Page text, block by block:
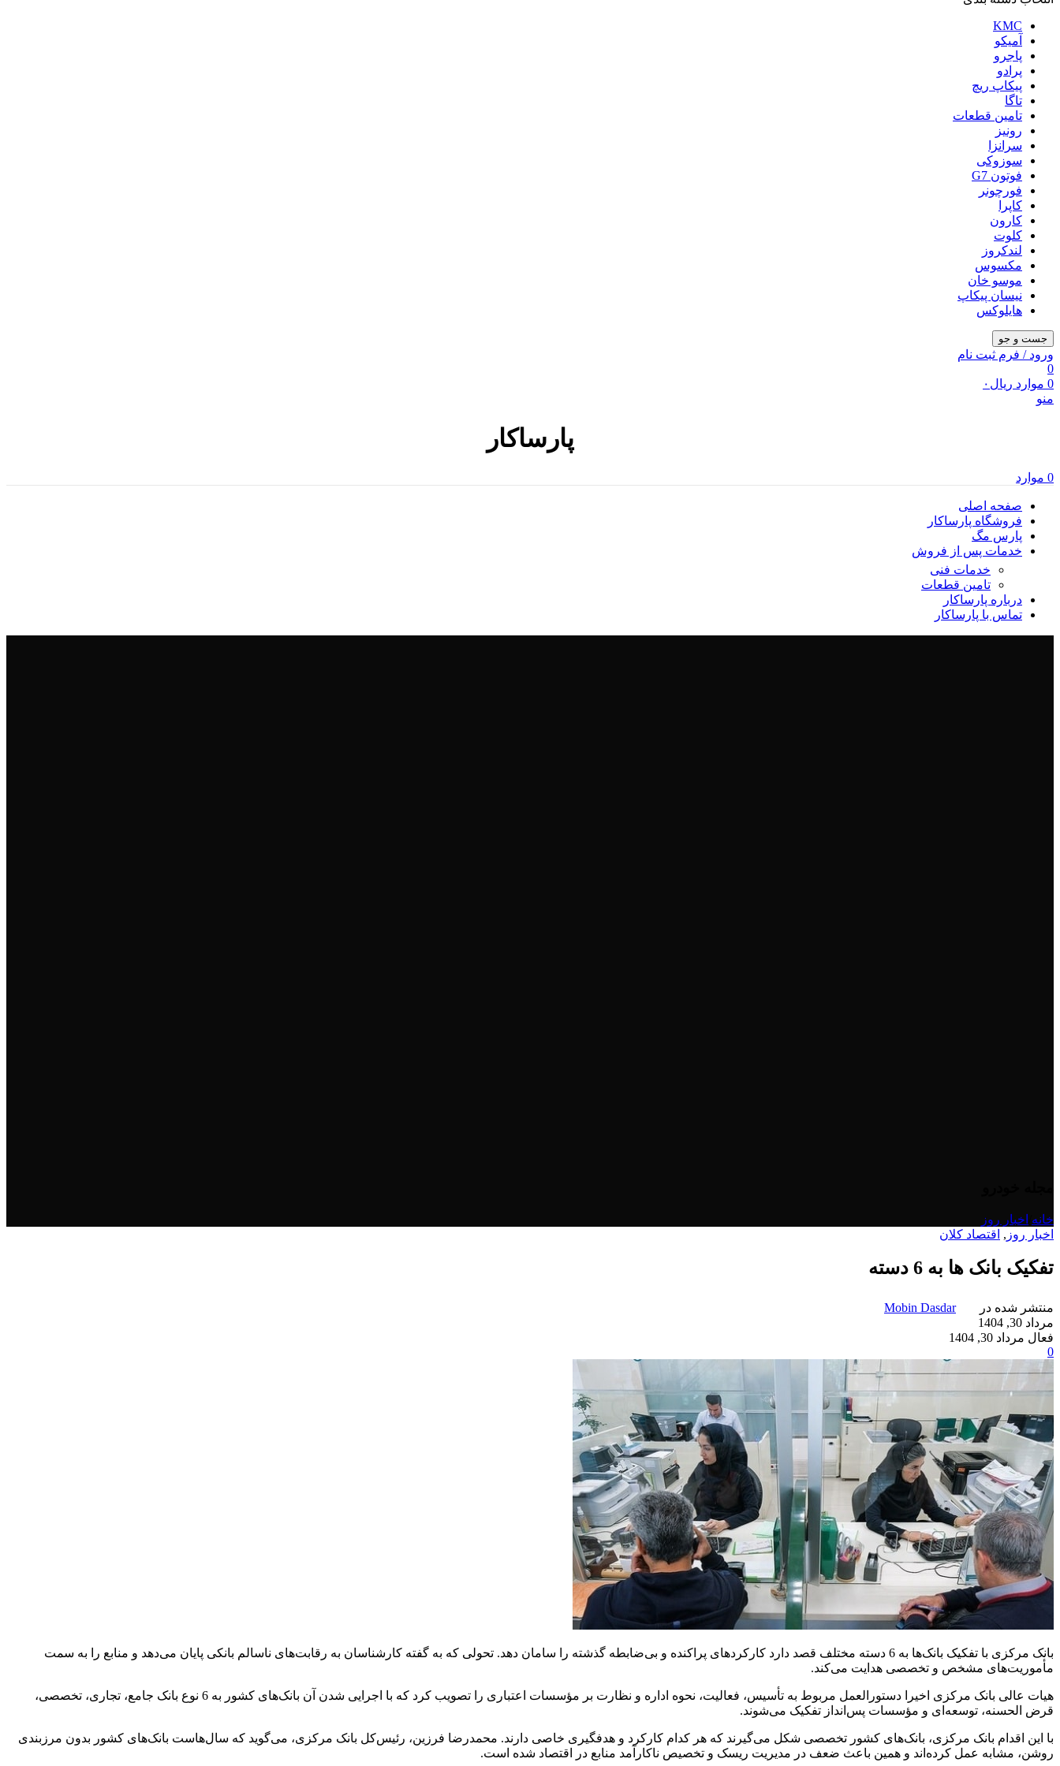
KMC
آمیکو
پاجرو
پرادو
پیکاپ ریچ
تاگا
تامین قطعات
رونیز
سرانزا
سوزوکی
فوتون G7
فورچونر
کاپرا
کارون
کلوت
لندکروز
مکسوس
موسو خان
نیسان پیکاپ
هایلوکس
جست و جو
ورود / فرم ثبت نام
0
0 موارد ریال ۰
منو
پارساکار
0 موارد
صفحه اصلی
فروشگاه پارساکار
پارس مگ
خدمات پس از فروش
خدمات فنی
تامین قطعات
درباره پارساکار
تماس با پارساکار
خانه اخبار روز
اخبار روز , اقتصاد کلان
تفکیک بانک ها به 6 دسته
منتشر شده در
Mobin Dasdar
مرداد 30, 1404
فعال مرداد 30, 1404
0
بانک مرکزی با تفکیک بانک‌ها به 6 دسته مختلف قصد دارد کارکردهای پراکنده و بی‌ضابطه گذشته را سامان دهد. تحولی که به گفته کارشناسان به رقابت‌های ناسالم بانکی پایان می‌دهد و منابع را به سمت
مأموریت‌های مشخص و تخصصی هدایت می‌کند.
هیات عالی بانک مرکزی اخیرا دستورالعمل مربوط به تأسیس، فعالیت، نحوه اداره و نظارت بر مؤسسات اعتباری را تصویب کرد که با اجرایی شدن آن بانک‌های کشور به 6 نوع بانک جامع، تجاری، تخصصی،
قرض الحسنه، توسعه‌ای و مؤسسات پس‌انداز تفکیک می‌شوند.
با این اقدام بانک مرکزی، بانک‌های کشور تخصصی شکل می‌گیرند که هر کدام کارکرد و هدفگیری خاصی دارند. محمدرضا فرزین، رئیس‌کل بانک مرکزی، می‌گوید که سال‌هاست بانک‌های کشور بدون مرزبندی
روشن، مشابه عمل کرده‌اند و همین باعث ضعف در مدیریت ریسک و تخصیص ناکارآمد منابع در اقتصاد شده است.